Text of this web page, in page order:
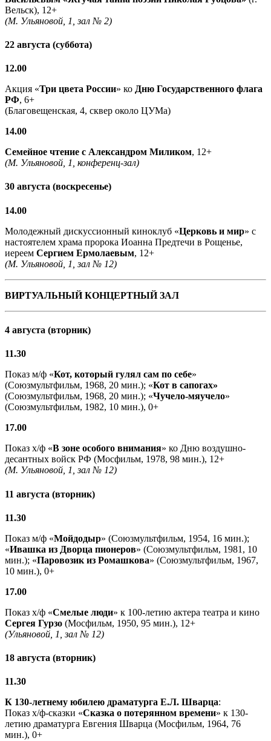
Вельск), 12+
(М. Ульяновой, 1, зал № 2)
22 августа (суббота)
12.00
Акция «Три цвета России» ко Дню Государственного флага
РФ, 6+
(Благовещенская, 4, сквер около ЦУМа)
14.00
Семейное чтение с Александром Миликом, 12+
(М. Ульяновой, 1, конференц-зал)
30 августа (воскресенье)
14.00
Молодежный дискуссионный киноклуб «Церковь и мир» с
настоятелем храма пророка Иоанна Предтечи в Рощенье,
иереем Сергием Ермолаевым, 12+
(М. Ульяновой, 1, зал № 12)
ВИРТУАЛЬНЫЙ КОНЦЕРТНЫЙ ЗАЛ
4 августа (вторник)
11.30
Показ м/ф «Кот, который гулял сам по себе»
(Союзмультфильм, 1968, 20 мин.); «Кот в сапогах»
(Союзмультфильм, 1968, 20 мин.); «Чучело-мяучело»
(Союзмультфильм, 1982, 10 мин.), 0+
17.00
Показ х/ф «В зоне особого внимания» ко Дню воздушно-
десантных войск РФ (Мосфильм, 1978, 98 мин.), 12+
(М. Ульяновой, 1, зал № 12)
11 августа (вторник)
11.30
Показ м/ф «Мойдодыр» (Союзмультфильм, 1954, 16 мин.);
«Ивашка из Дворца пионеров» (Союзмультфильм, 1981, 10
мин.); «Паровозик из Ромашкова» (Союзмультфильм, 1967,
10 мин.), 0+
17.00
Показ х/ф «Смелые люди» к 100-летию актера театра и кино
Сергея Гурзо (Мосфильм, 1950, 95 мин.), 12+
(Ульяновой, 1, зал № 12)
18 августа (вторник)
11.30
К 130-летнему юбилею драматурга Е.Л. Шварца:
Показ х/ф-сказки «Сказка о потерянном времени» к 130-
летию драматурга Евгения Шварца (Мосфильм, 1964, 76
мин.), 0+